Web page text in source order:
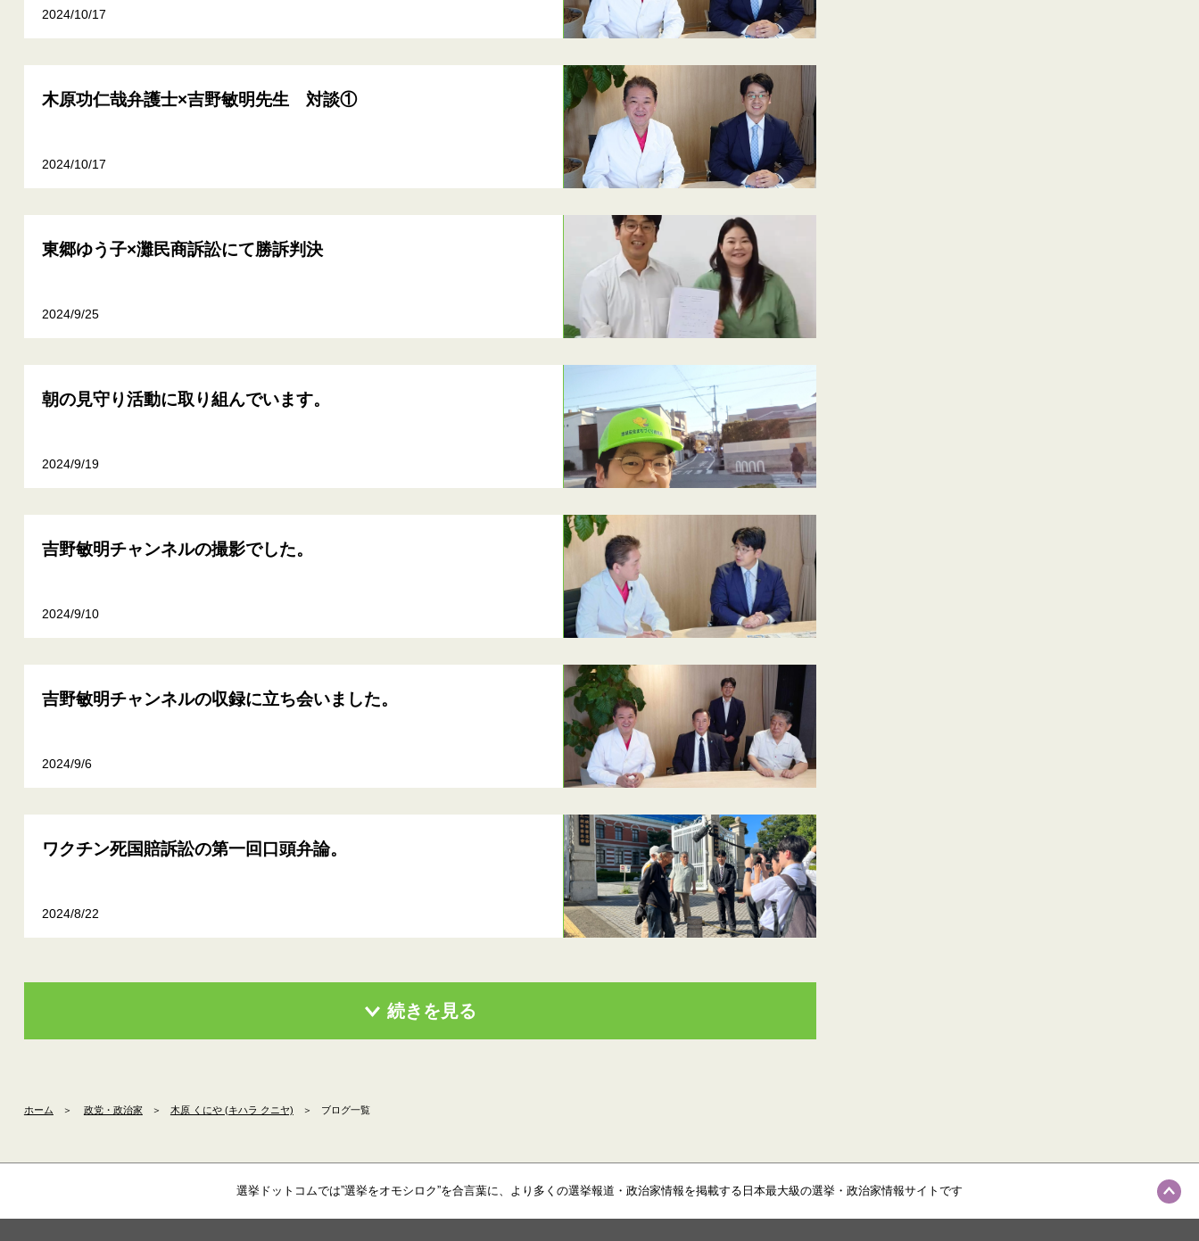
2024/10/17
木原功仁哉弁護士×吉野敏明先生 対談①
2024/10/17
東郷ゆう子×灘民商訴訟にて勝訴判決
2024/9/25
朝の見守り活動に取り組んでいます。
2024/9/19
吉野敏明チャンネルの撮影でした。
2024/9/10
吉野敏明チャンネルの収録に立ち会いました。
2024/9/6
ワクチン死国賠訴訟の第一回口頭弁論。
2024/8/22
続きを見る
ホーム ＞ 政党・政治家 ＞ 木原 くにや (キハラ クニヤ) ＞ ブログ一覧
選挙ドットコムでは”選挙をオモシロク”を合言葉に、より多くの選挙報道・政治家情報を掲載する日本最大級の選挙・政治家情報サイトです